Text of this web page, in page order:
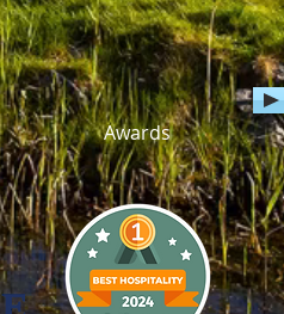
Awards